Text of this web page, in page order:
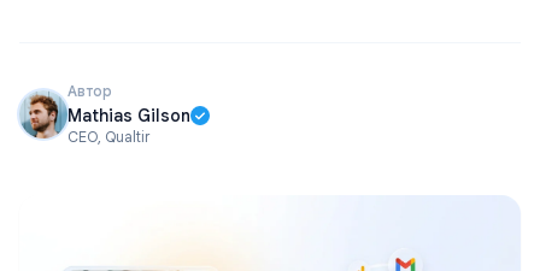
Автор
Mathias Gilson
CEO, Qualtir